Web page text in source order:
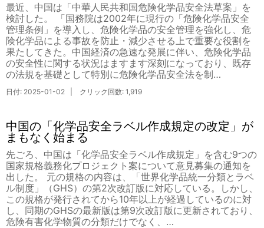
最近、中国は「中華人民共和国危険化学品安全法草案」を
検討した。 「国務院は2002年に現行の「危険化学品安全
管理条例」を導入し、危険化学品の安全管理を強化し、危
険化学品による事故を防止・減少させる上で重要な役割を
果たしてきた。中国経済の急速な発展に伴い、危険化学品
の安全性に関する状況はますます深刻になっており、既存
の法規を基礎として特別に危険化学品安全法を制…
日付: 2025-01-02 | クリック回数: 1,919
中国の「化学品安全ラベル作成規定の改定」が
まもなく始まる
先ごろ、中国は「化学品安全ラベル作成規定」を含む9つの
国家規格義務化プロジェクト案について意見募集の通知を
出した。 元の規格の内容は、「世界化学品統一分類とラベ
ル制度」（GHS）の第2次改訂版に対応している。しかし、
この規格が発行されてから10年以上が経過しているのに対
し、同期のGHSの最新版は第9次改訂版に更新されており、
危険有害化学物質の分類だけでなく、…